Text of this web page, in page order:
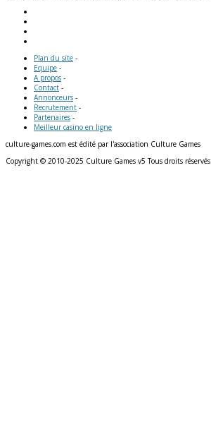
Plan du site -
Equipe -
A propos -
Contact -
Annonceurs -
Recrutement -
Partenaires -
Meilleur casino en ligne
culture-games.com est édité par l'association Culture Games
Copyright © 2010-2025 Culture Games v5 Tous droits réservés.